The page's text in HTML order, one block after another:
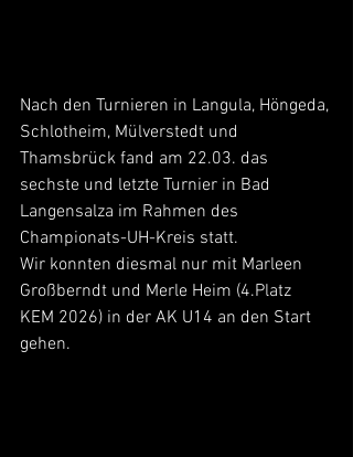
Nach den Turnieren in Langula, Höngeda,
Schlotheim, Mülverstedt und
Thamsbrück fand am 22.03. das
sechste und letzte Turnier in Bad
Langensalza im Rahmen des
Championats-UH-Kreis statt.
Wir konnten diesmal nur mit Marleen
Großberndt und Merle Heim (4.Platz
KEM 2026) in der AK U14 an den Start
gehen.